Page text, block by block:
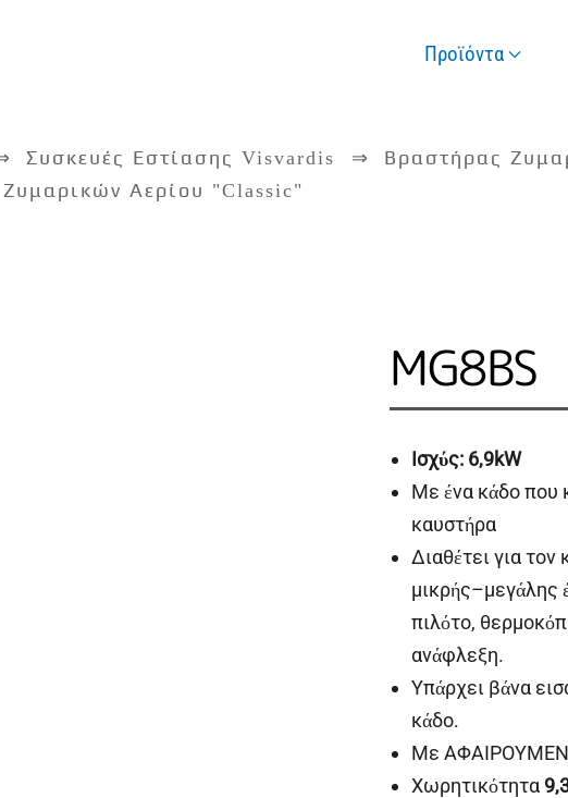
Προϊόντα
Συσκευές Εστίασης Visvardis
Βραστήρας
Αερίου "Classic"
MG8BS
Ισχύς: 6,9kW
Με ένα κάδο που
καυστήρα
Διαθέτει για
μικρής–μεγάλης
πιλότο,
ανάφλεξη.
Υπάρχει βάνα
κάδο.
Με
Χωρητικότητα